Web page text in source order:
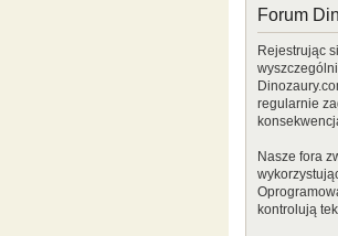
Forum
Rejestrując
regularnie
Nasze fora
kontrolują